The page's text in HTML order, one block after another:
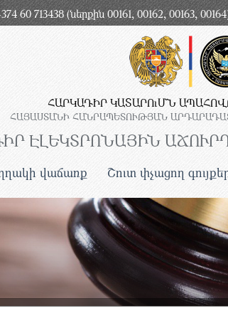
60 713438 (ներքին 00161, 00162, 00163,
ՀԱՐԿԱԴԻՐ ԿԱՏԱՐՈւՄՆ
ՀԱՅԱՍՏԱՆԻ ՀԱՆՐԱՊԵՏՈՒԹՅԱՆ
ԷԼԵԿՏՐՈՆԱՅԻՆ
վաճառք Շուտ փչացող